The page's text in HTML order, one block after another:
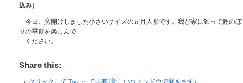
込み）
今日、窯開けしました小さいサイズの五月人形です。我が家に飾って鯉のぼ
りの季節を楽しんで
ください。
Share this:
クリックして Twitter で共有 (新しいウィンドウで開きます)